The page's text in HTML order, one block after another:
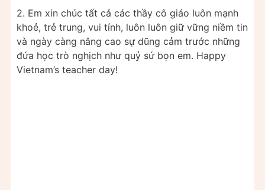
2. Em xin chúc tất cả các thầy cô giáo luôn mạnh
khoẻ, trẻ trung, vui tính, luôn luôn giữ vững niềm tin
và ngày càng nâng cao sự dũng cảm trước những
đứa học trò nghịch như quỷ sứ bọn em. Happy
Vietnam’s teacher day!